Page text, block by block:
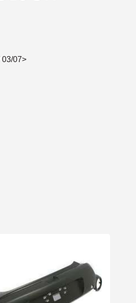
03/07>